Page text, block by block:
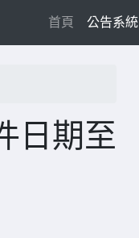
首頁(current)
公告系統
日期至